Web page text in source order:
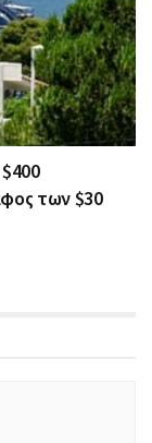
των $30